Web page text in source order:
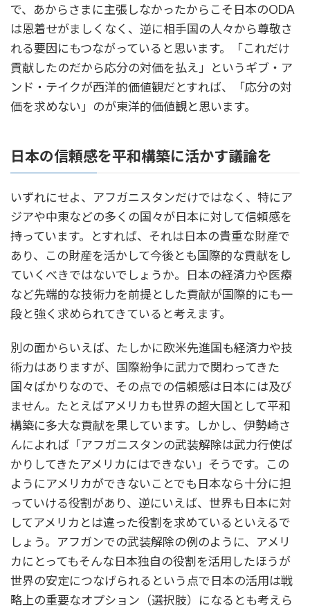
で、あからさまに主張しなかったからこそ日本のODA
は恩着せがましくなく、逆に相手国の人々から尊敬さ
れる要因にもつながっていると思います。「これだけ
貢献したのだから応分の対価を払え」というギブ・ア
ンド・テイクが西洋的価値観だとすれば、「応分の対
価を求めない」のが東洋的価値観と思います。
日本の信頼感を平和構築に活かす議論を
いずれにせよ、アフガニスタンだけではなく、特にア
ジアや中東などの多くの国々が日本に対して信頼感を
持っています。とすれば、それは日本の貴重な財産で
あり、この財産を活かして今後とも国際的な貢献をし
ていくべきではないでしょうか。日本の経済力や医療
など先端的な技術力を前提とした貢献が国際的にも一
段と強く求められてきていると考えます。
別の面からいえば、たしかに欧米先進国も経済力や技
術力はありますが、国際紛争に武力で関わってきた
国々ばかりなので、その点での信頼感は日本には及び
ません。たとえばアメリカも世界の超大国として平和
構築に多大な貢献を果しています。しかし、伊勢崎さ
んによれば「アフガニスタンの武装解除は武力行使ば
かりしてきたアメリカにはできない」そうです。この
ようにアメリカができないことでも日本なら十分に担
っていける役割があり、逆にいえば、世界も日本に対
してアメリカとは違った役割を求めているといえるで
しょう。アフガンでの武装解除の例のように、アメリ
カにとってもそんな日本独自の役割を活用したほうが
世界の安定につなげられるという点で日本の活用は戦
略上の重要なオプション（選択肢）になるとも考えら